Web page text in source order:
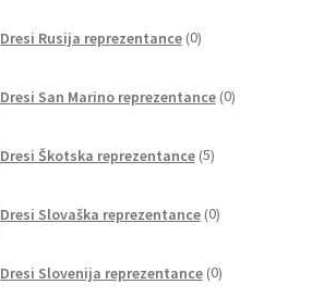
Dresi Rusija reprezentance 0izdelkov
Dresi San Marino reprezentance 0izdelkov
Dresi Škotska reprezentance 5izdelkov
Dresi Slovaška reprezentance 0izdelkov
Dresi Slovenija reprezentance 0izdelkov